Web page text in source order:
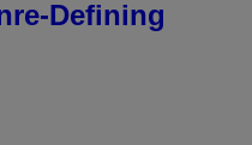
Defining